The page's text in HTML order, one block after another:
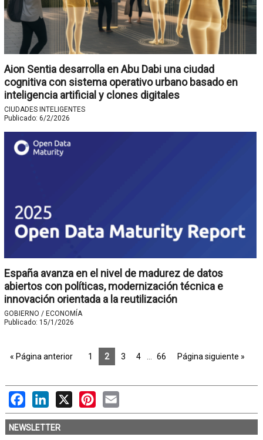
Aion Sentia desarrolla en Abu Dabi una ciudad
cognitiva con sistema operativo urbano basado en
inteligencia artificial y clones digitales
CIUDADES INTELIGENTES
Publicado: 6/2/2026
España avanza en el nivel de madurez de datos
abiertos con políticas, modernización técnica e
innovación orientada a la reutilización
GOBIERNO / ECONOMÍA
Publicado: 15/1/2026
« Página anterior 1 2 3 4 … 66 Página siguiente »
FacebookLinkedIn Pinterest
NEWSLETTER